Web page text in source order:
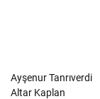
Ayşenur Tanrıverdi
Altar Kaplan